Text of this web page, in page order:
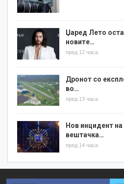
Џаред Лето
новите…
пред 12 часа
Дронот со
во…
пред 13 часа
Нов инцидент
вештачка…
пред 14 часа